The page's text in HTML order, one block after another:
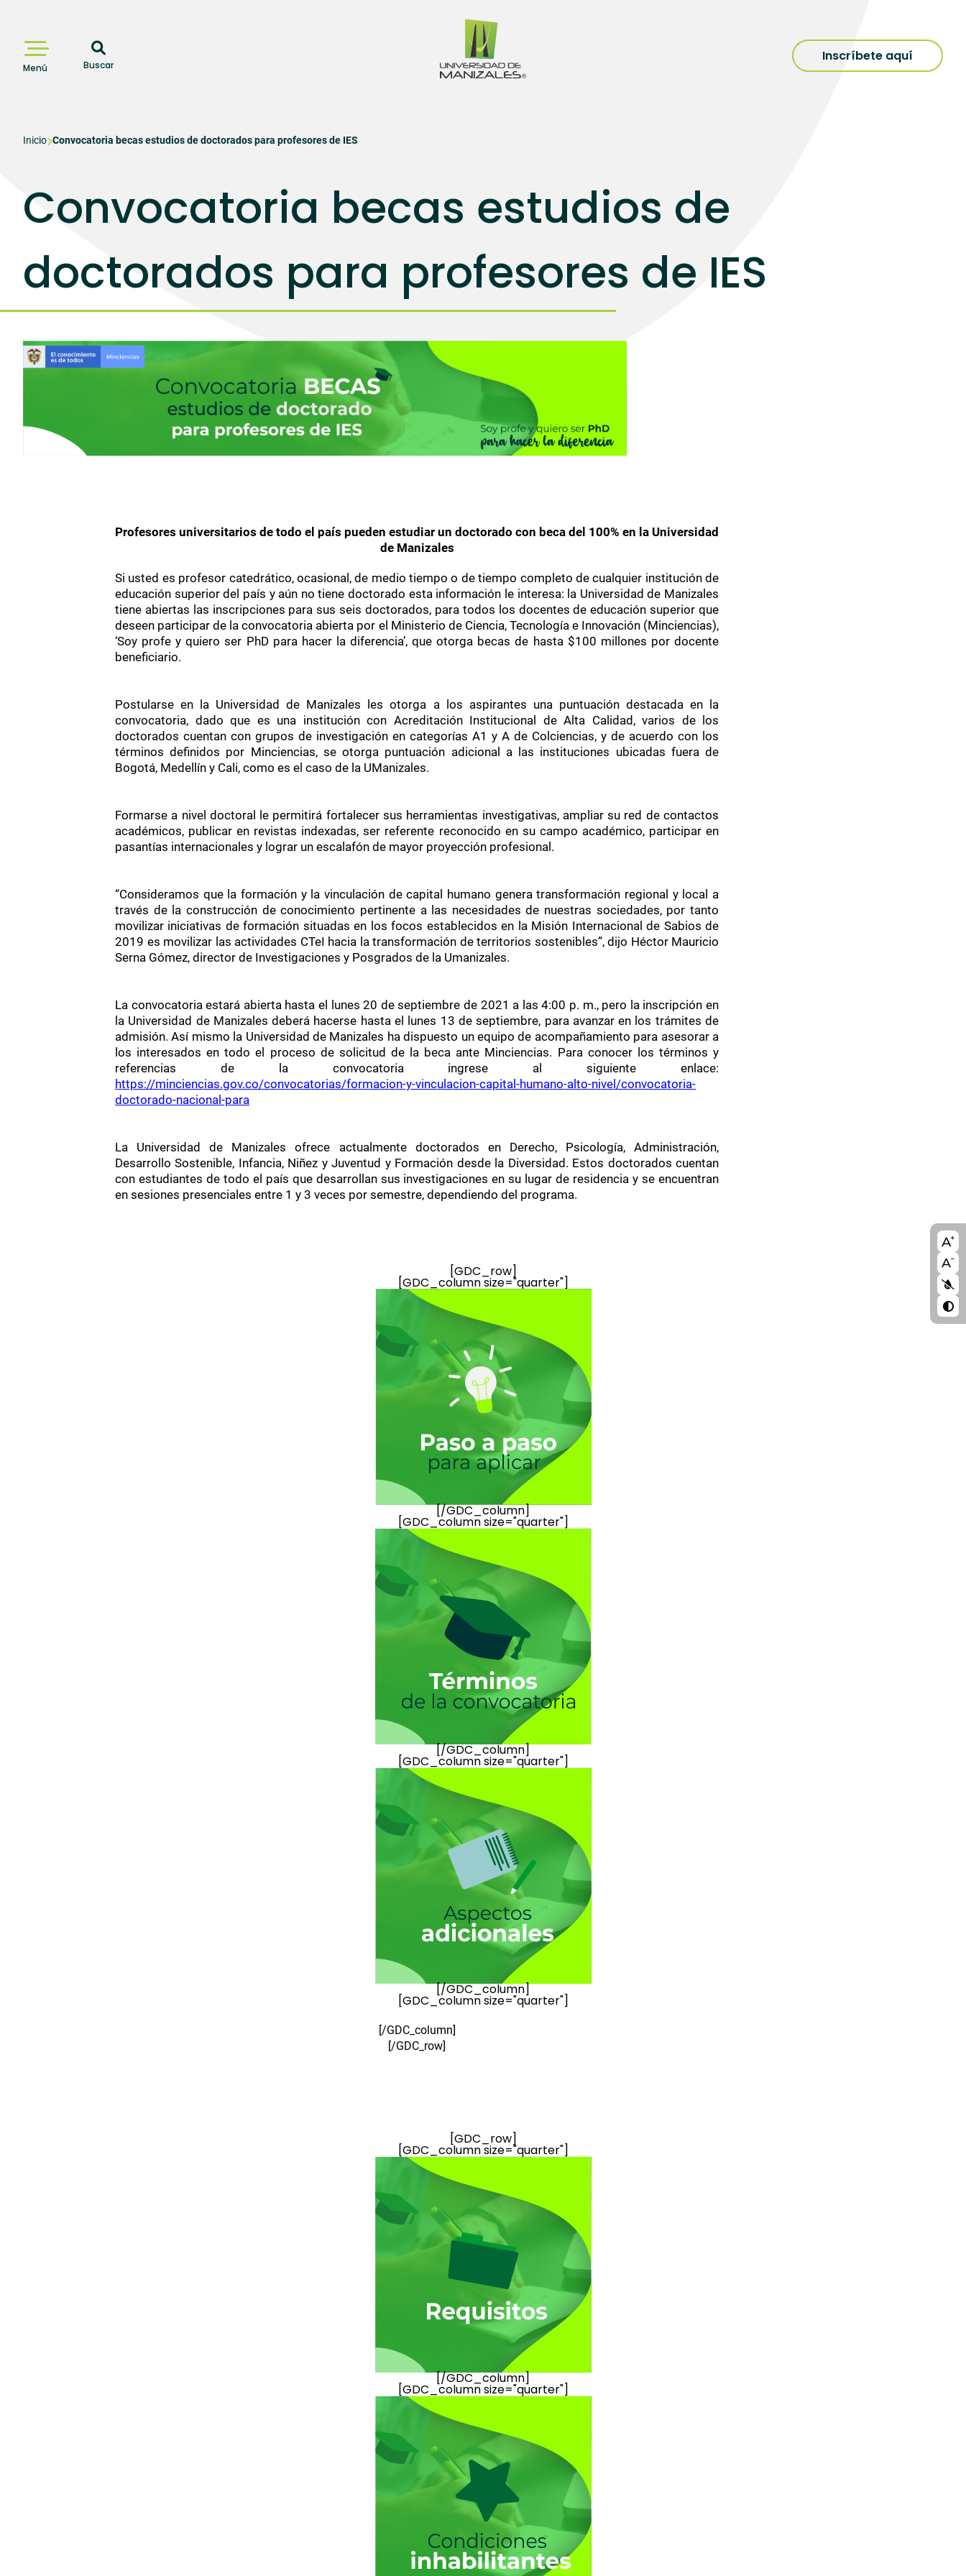
principal
Menú
Inscríbete aquí
Buscar
Sobrescribir
de
ayuda
la
Inicio Convocatoria becas estudios de doctorados para profesores de IES
Convocatoria becas estudios de
doctorados para profesores de IES
Profesores universitarios de todo el país pueden estudiar un doctorado con beca del 100% en la Universidad
de Manizales
Si usted es profesor catedrático, ocasional, de medio tiempo o de tiempo completo de cualquier institución de
educación superior del país y aún no tiene doctorado esta información le interesa: la Universidad de Manizales
tiene abiertas las inscripciones para sus seis doctorados, para todos los docentes de educación superior que
deseen participar de la convocatoria abierta por el Ministerio de Ciencia, Tecnología e Innovación (Minciencias),
‘Soy profe y quiero ser PhD para hacer la diferencia’, que otorga becas de hasta $100 millones por docente
beneficiario.
Postularse en la Universidad de Manizales les otorga a los aspirantes una puntuación destacada en la
convocatoria, dado que es una institución con Acreditación Institucional de Alta Calidad, varios de los
doctorados cuentan con grupos de investigación en categorías A1 y A de Colciencias, y de acuerdo con los
términos definidos por Minciencias, se otorga puntuación adicional a las instituciones ubicadas fuera de
Bogotá, Medellín y Cali, como es el caso de la UManizales.
Formarse a nivel doctoral le permitirá fortalecer sus herramientas investigativas, ampliar su red de contactos
académicos, publicar en revistas indexadas, ser referente reconocido en su campo académico, participar en
pasantías internacionales y lograr un escalafón de mayor proyección profesional.
“Consideramos que la formación y la vinculación de capital humano genera transformación regional y local a
través de la construcción de conocimiento pertinente a las necesidades de nuestras sociedades, por tanto
movilizar iniciativas de formación situadas en los focos establecidos en la Misión Internacional de Sabios de
2019 es movilizar las actividades CTeI hacia la transformación de territorios sostenibles”, dijo Héctor Mauricio
Serna Gómez, director de Investigaciones y Posgrados de la Umanizales.
La convocatoria estará abierta hasta el lunes 20 de septiembre de 2021 a las 4:00 p. m., pero la inscripción en
la Universidad de Manizales deberá hacerse hasta el lunes 13 de septiembre, para avanzar en los trámites de
admisión. Así mismo la Universidad de Manizales ha dispuesto un equipo de acompañamiento para asesorar a
los interesados en todo el proceso de solicitud de la beca ante Minciencias. Para conocer los términos y
referencias de la convocatoria ingrese al siguiente enlace:
https://minciencias.gov.co/convocatorias/formacion-y-vinculacion-capital-humano-alto-nivel/convocatoria-
doctorado-nacional-para
La Universidad de Manizales ofrece actualmente doctorados en Derecho, Psicología, Administración,
Desarrollo Sostenible, Infancia, Niñez y Juventud y Formación desde la Diversidad. Estos doctorados cuentan
con estudiantes de todo el país que desarrollan sus investigaciones en su lugar de residencia y se encuentran
en sesiones presenciales entre 1 y 3 veces por semestre, dependiendo del programa.
[GDC_row]
[GDC_column size="quarter"]
[/GDC_column]
[GDC_column size="quarter"]
[/GDC_column]
[GDC_column size="quarter"]
[/GDC_column]
[GDC_column size="quarter"]
[/GDC_column]
[/GDC_row]
[GDC_row]
[GDC_column size="quarter"]
[/GDC_column]
[GDC_column size="quarter"]